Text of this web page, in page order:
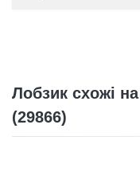
Лобзик схожі
(29866)